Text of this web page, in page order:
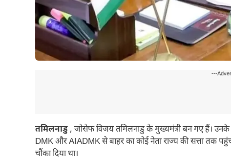
---
तमिलनाडु , जोसेफ विजय तमिलनाडु के मुख्यमंत्री बन गए हैं।
DMK और AIADMK से बाहर का कोई नेता राज्य की सत्ता तक
चौंका दिया था।